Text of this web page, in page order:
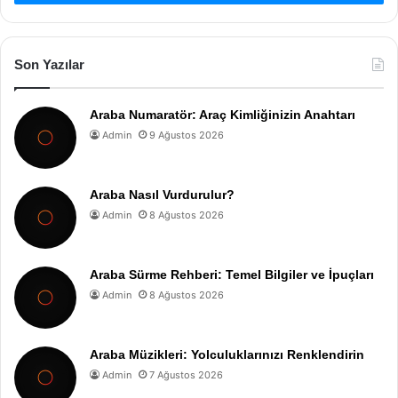
Son Yazılar
Araba Numaratör: Araç Kimliğinizin Anahtarı
Admin 9 Ağustos 2026
Araba Nasıl Vurdurulur?
Admin 8 Ağustos 2026
Araba Sürme Rehberi: Temel Bilgiler ve İpuçları
Admin 8 Ağustos 2026
Araba Müzikleri: Yolculuklarınızı Renklendirin
Admin 7 Ağustos 2026